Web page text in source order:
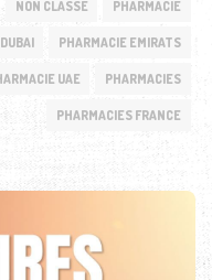
NON CLASSÉ PHARMACIE
PHARMACIE EMIRATS
UAE PHARMACIES
PHARMACIES FRANCE